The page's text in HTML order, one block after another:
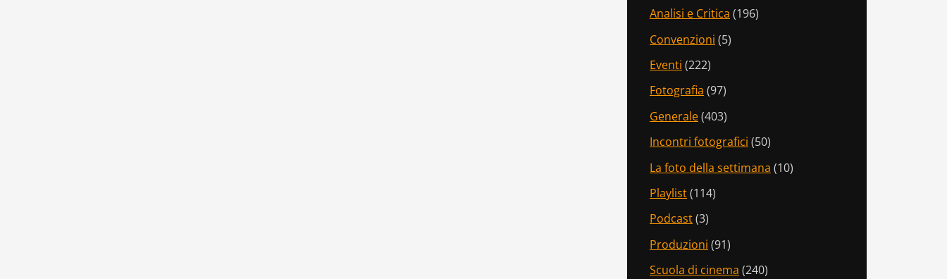
Analisi e Critica (196)
Convenzioni (5)
Eventi (222)
Fotografia (97)
Generale(403)
Incontri fotografici (50)
La foto della settimana (10)
Playlist(114)
Podcast(3)
Produzioni (91)
Scuola di cinema (240)